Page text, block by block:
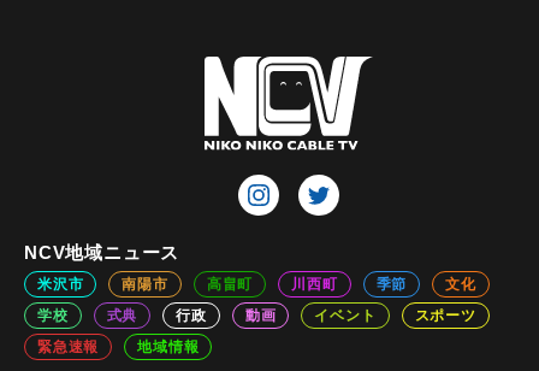
NCV地域ニュース
米沢市 南陽市 高畠町 川西町 季節
文化
学校
式典 行政 動画 イベント
スポーツ
緊急速報
地域情報